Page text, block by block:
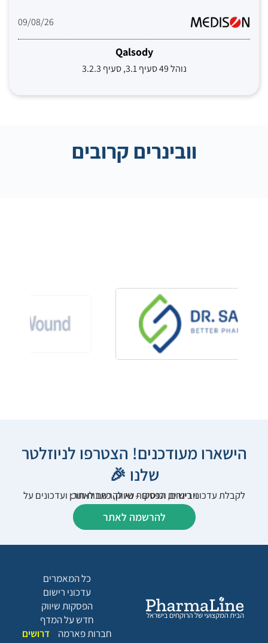
09/08/26
Qalsody
נוהל 49 סעיף 3.1, סעיף 3.2.3
וובינרים קרובים
הישארו מעודכנים! הצטרפו לניוזלטר
שלנו 🎉
לקבלת עדכוני רישום, הפסקות שיווק, כתבות תוכן ועדכונים על וובינרים וכנסים – נא להרשם לאתר:
להרשמה לאתר
כל המאמרים
עדכוני רישום
הפסקות שיווק
חדש על המדף
חברות פארמה
דרושים